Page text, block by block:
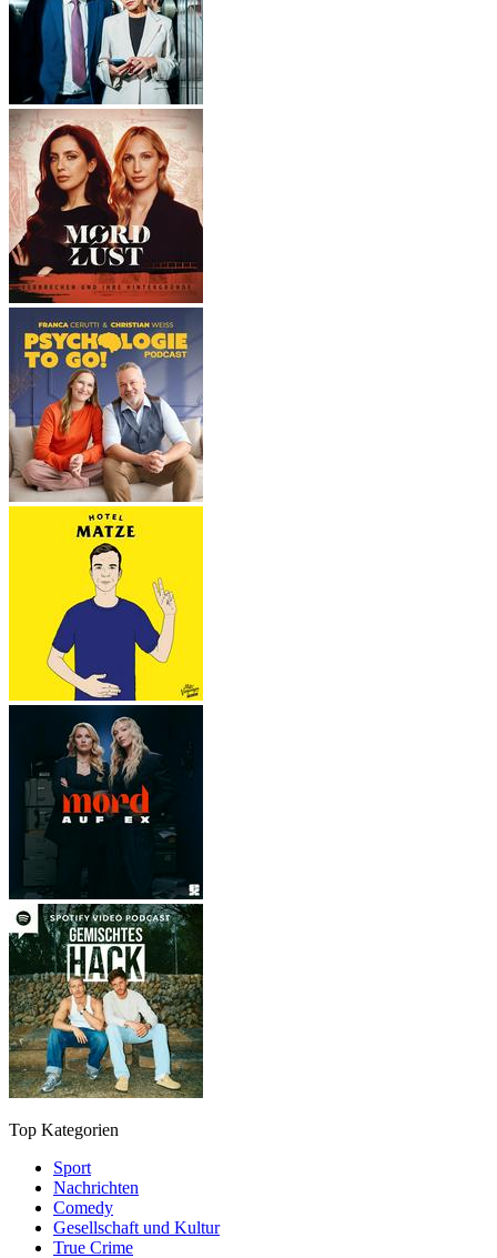
Top Kategorien
Sport
Nachrichten
Comedy
Gesellschaft und Kultur
True Crime